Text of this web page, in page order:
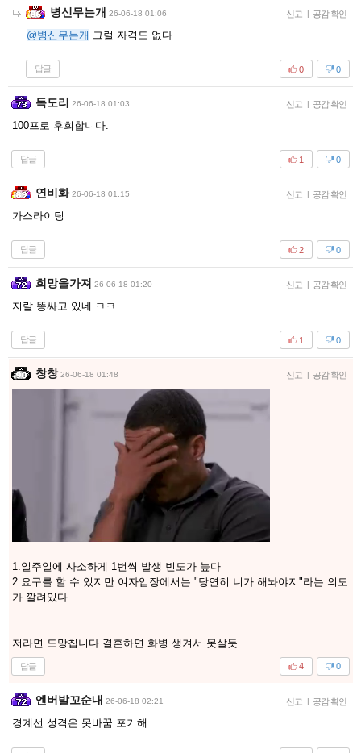
병신무는개 26-06-18 01:06 신고 공감 확인
@병신무는개 그럴 자격도 없다
답글 0
0
독도리 26-06-18 01:03 신고 공감 확인
100프로 후회합니다.
답글 0
1
연비화 26-06-18 01:15 신고 공감 확인
가스라이팅
답글 0
2
희망을가져 26-06-18 01:20 신고 공감 확인
지랄 똥싸고 있네 ㅋㅋ
답글 0
1
창창 26-06-18 01:48 신고 공감 확인
1.일주일에 사소하게 1번씩 발생 빈도가 높다
2.요구를 할 수 있지만 여자입장에서는 "당연히 니가 해놔야지"라는 의도
가 깔려있다
저라면 도망칩니다 결혼하면 화병 생겨서 못살듯
답글 0
4
엔버발꼬순내 26-06-18 02:21 신고 | 공감 확인
경계선 성격은 못바꿈 포기해